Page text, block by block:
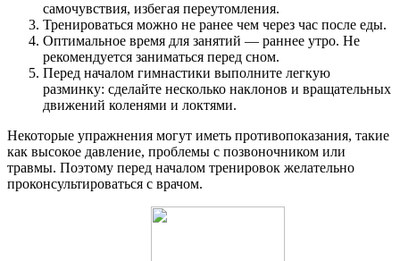
самочувствия, избегая переутомления.
Тренироваться можно не ранее чем через час после еды.
Оптимальное время для занятий — раннее утро. Не
рекомендуется заниматься перед сном.
Перед началом гимнастики выполните легкую
разминку: сделайте несколько наклонов и вращательных
движений коленями и локтями.
Некоторые упражнения могут иметь противопоказания, такие
как высокое давление, проблемы с позвоночником или
травмы. Поэтому перед началом тренировок желательно
проконсультироваться с врачом.